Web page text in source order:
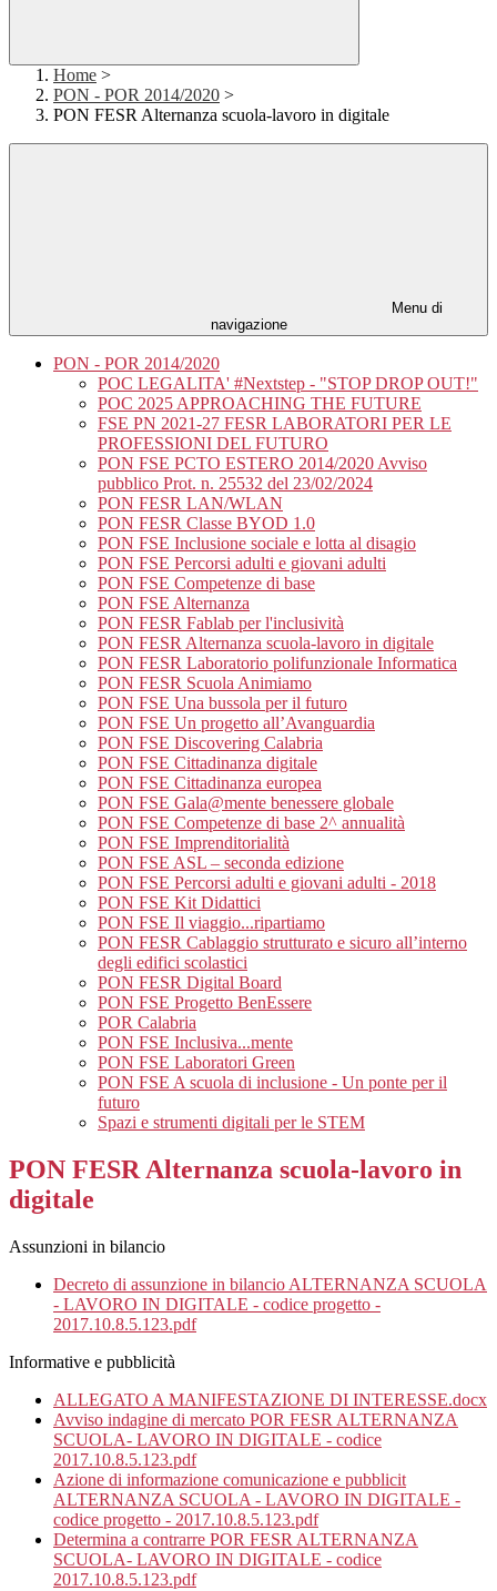
Home >
PON - POR 2014/2020 >
PON FESR Alternanza scuola-lavoro in digitale
Menu di
navigazione
PON - POR 2014/2020
POC LEGALITA' #Nextstep - "STOP DROP OUT!"
POC 2025 APPROACHING THE FUTURE
FSE PN 2021-27 FESR LABORATORI PER LE
PROFESSIONI DEL FUTURO
PON FSE PCTO ESTERO 2014/2020 Avviso
pubblico Prot. n. 25532 del 23/02/2024
PON FESR LAN/WLAN
PON FESR Classe BYOD 1.0
PON FSE Inclusione sociale e lotta al disagio
PON FSE Percorsi adulti e giovani adulti
PON FSE Competenze di base
PON FSE Alternanza
PON FESR Fablab per l'inclusività
PON FESR Alternanza scuola-lavoro in digitale
PON FESR Laboratorio polifunzionale Informatica
PON FESR Scuola Animiamo
PON FSE Una bussola per il futuro
PON FSE Un progetto all’Avanguardia
PON FSE Discovering Calabria
PON FSE Cittadinanza digitale
PON FSE Cittadinanza europea
PON FSE Gala@mente benessere globale
PON FSE Competenze di base 2^ annualità
PON FSE Imprenditorialità
PON FSE ASL – seconda edizione
PON FSE Percorsi adulti e giovani adulti - 2018
PON FSE Kit Didattici
PON FSE Il viaggio...ripartiamo
PON FESR Cablaggio strutturato e sicuro all’interno
degli edifici scolastici
PON FESR Digital Board
PON FSE Progetto BenEssere
POR Calabria
PON FSE Inclusiva...mente
PON FSE Laboratori Green
PON FSE A scuola di inclusione - Un ponte per il
futuro
Spazi e strumenti digitali per le STEM
PON FESR Alternanza scuola-lavoro in
digitale
Assunzioni in bilancio
Decreto di assunzione in bilancio ALTERNANZA SCUOLA
- LAVORO IN DIGITALE - codice progetto -
2017.10.8.5.123.pdf
Informative e pubblicità
ALLEGATO A MANIFESTAZIONE DI INTERESSE.docx
Avviso indagine di mercato POR FESR ALTERNANZA
SCUOLA- LAVORO IN DIGITALE - codice
2017.10.8.5.123.pdf
Azione di informazione comunicazione e pubblicit
ALTERNANZA SCUOLA - LAVORO IN DIGITALE -
codice progetto - 2017.10.8.5.123.pdf
Determina a contrarre POR FESR ALTERNANZA
SCUOLA- LAVORO IN DIGITALE - codice
2017.10.8.5.123.pdf